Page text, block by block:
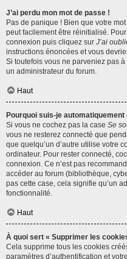
J’ai perdu mon mot de passe !
Pas de panique ! Bien que votre
peut facilement être réinitialisé.
connexion puis cliquez sur J’ai
instructions énoncées et vous
Si toutefois vous ne parveniez pas
un administrateur du forum.
Haut
Pourquoi suis-je automatiquement
Si vous ne cochez pas la case Se
vous ne resterez connecté que
que quelqu’un d’autre utilise votre
ordinateur. Pour rester connecté,
connexion. Ce n’est pas
accéder au forum (bibliothèque,
pas cette case, cela signifie qu’un
fonctionnalité.
Haut
À quoi sert « Supprimer les
Cela supprime tous les cookies
paramètres d’authentification et